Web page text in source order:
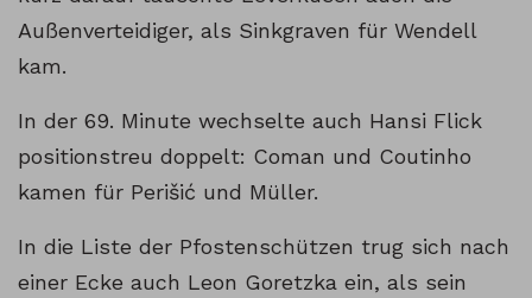
Außenverteidiger, als Sinkgraven für Wendell
kam.
In der 69. Minute wechselte auch Hansi Flick
positionstreu doppelt: Coman und Coutinho
kamen für Perišić und Müller.
In die Liste der Pfostenschützen trug sich nach
einer Ecke auch Leon Goretzka ein, als sein